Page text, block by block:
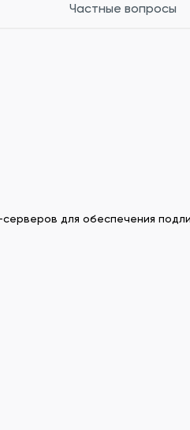
Частные вопросы
для обеспечения